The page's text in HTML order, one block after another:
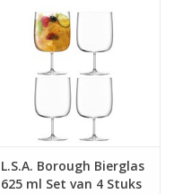
L.S.A. Borough Bierglas
625 ml Set van 4 Stuks